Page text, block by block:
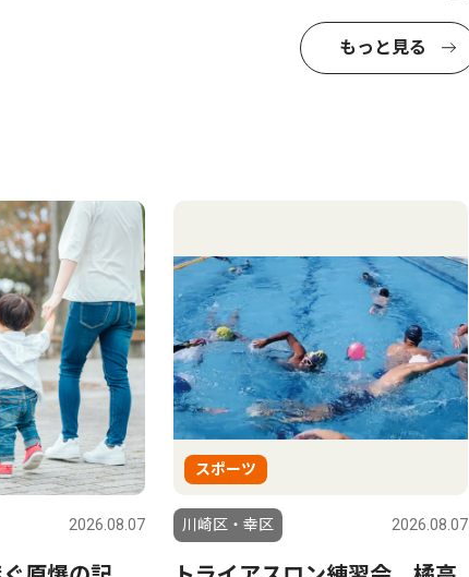
もっと見る
2026.08.07
スポーツ
川崎区・幸区 2026.08.07